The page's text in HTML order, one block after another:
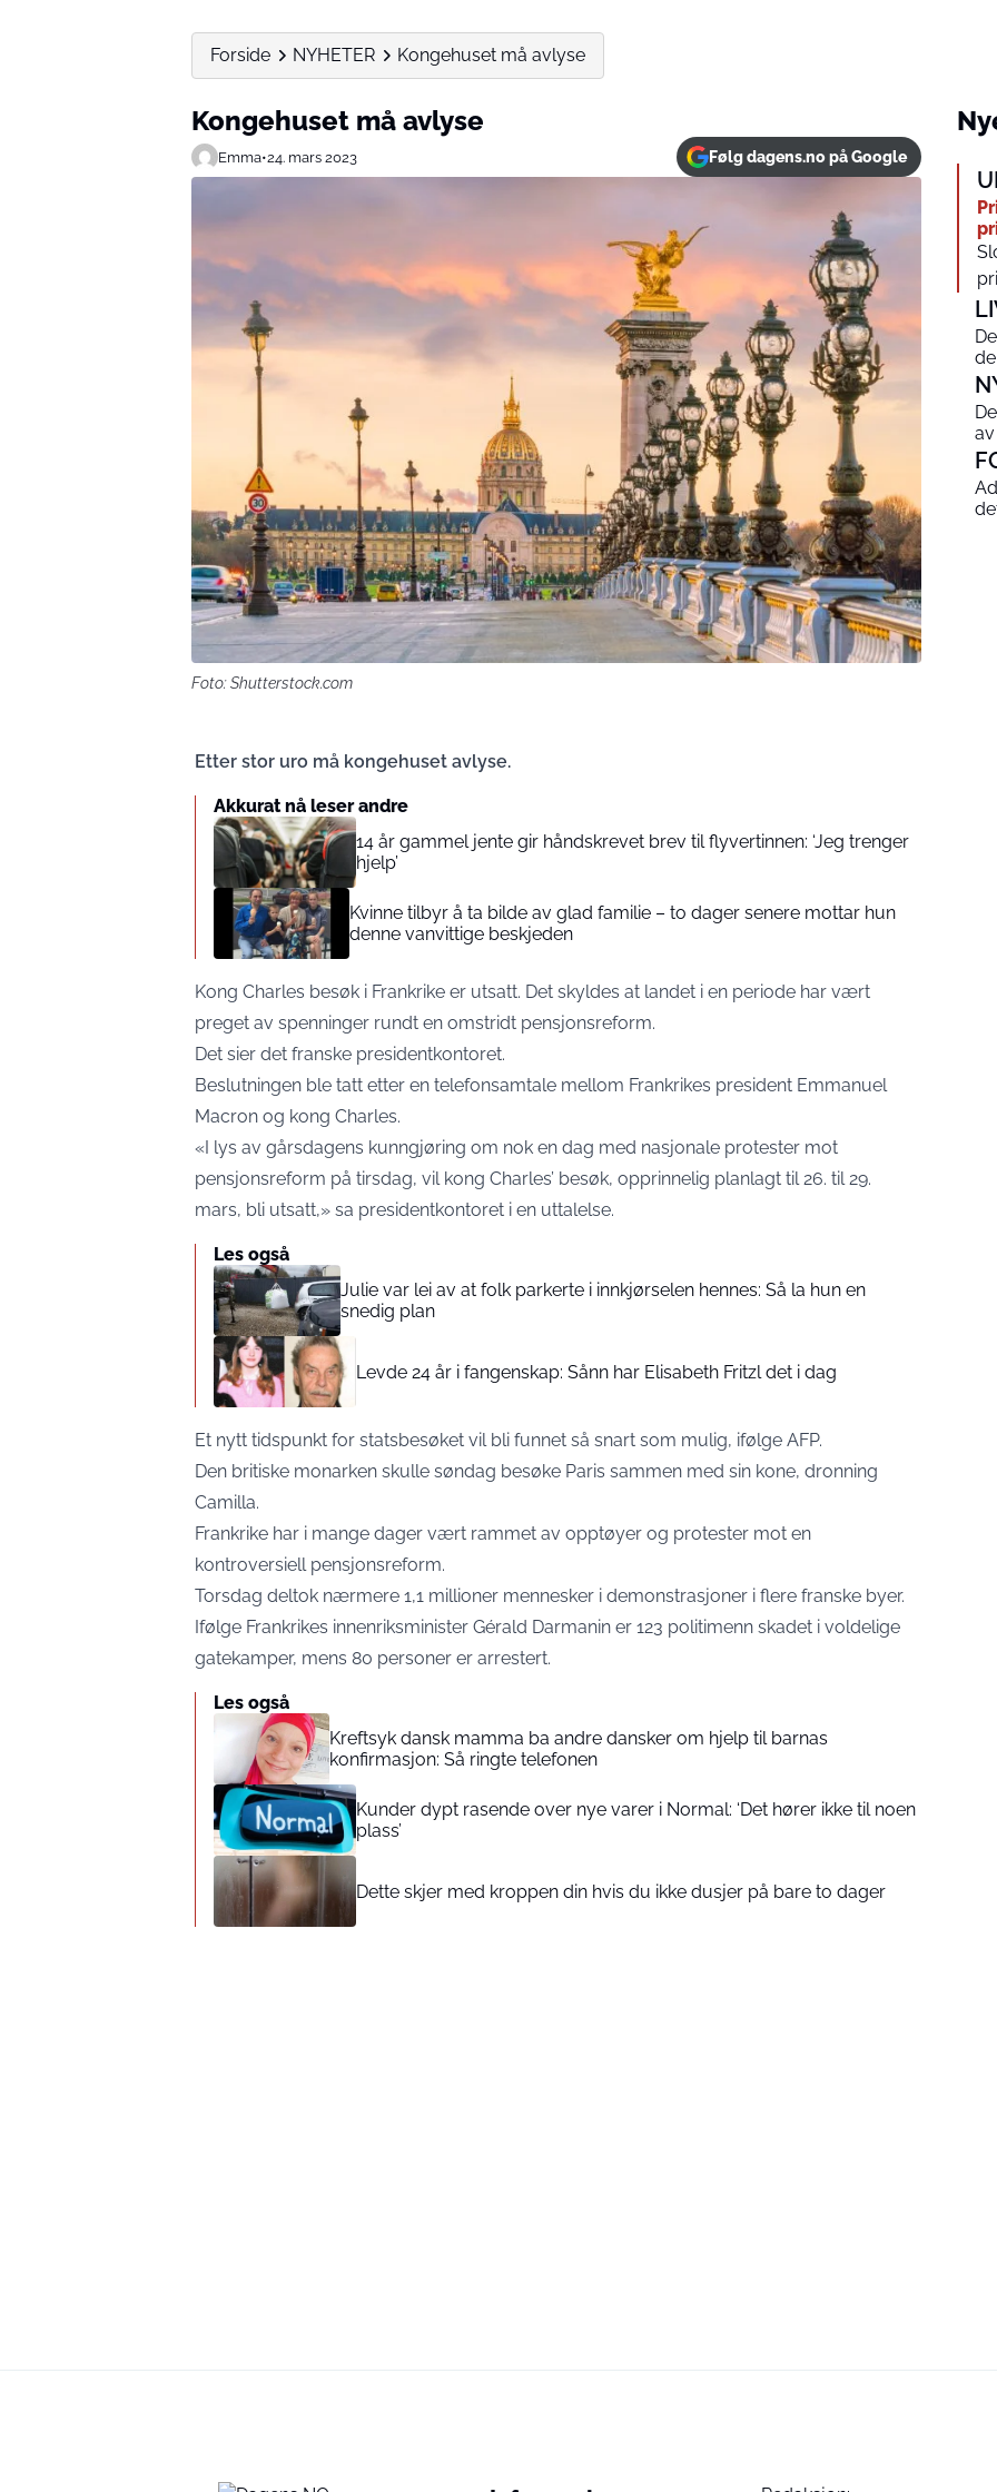
Forside NYHETER Kongehuset må avlyse
Kongehuset må avlyse
Emma•24. mars 2023 Følg dagens.no på Google
Foto: Shutterstock.com
Etter stor uro må kongehuset avlyse.
Akkurat nå leser andre
14 år gammel jente gir håndskrevet brev til flyvertinnen: ‘Jeg trenger
hjelp’
Kvinne tilbyr å ta bilde av glad familie – to dager senere mottar hun
denne vanvittige beskjeden
Kong Charles besøk i Frankrike er utsatt. Det skyldes at landet i en periode har vært
preget av spenninger rundt en omstridt pensjonsreform.
Det sier det franske presidentkontoret.
Beslutningen ble tatt etter en telefonsamtale mellom Frankrikes president Emmanuel
Macron og kong Charles.
«I lys av gårsdagens kunngjøring om nok en dag med nasjonale protester mot
pensjonsreform på tirsdag, vil kong Charles’ besøk, opprinnelig planlagt til 26. til 29.
mars, bli utsatt,» sa presidentkontoret i en uttalelse.
Les også
Julie var lei av at folk parkerte i innkjørselen hennes: Så la hun en
snedig plan
Levde 24 år i fangenskap: Sånn har Elisabeth Fritzl det i dag
Et nytt tidspunkt for statsbesøket vil bli funnet så snart som mulig, ifølge AFP.
Den britiske monarken skulle søndag besøke Paris sammen med sin kone, dronning
Camilla.
Frankrike har i mange dager vært rammet av opptøyer og protester mot en
kontroversiell pensjonsreform.
Torsdag deltok nærmere 1,1 millioner mennesker i demonstrasjoner i flere franske byer.
Ifølge Frankrikes innenriksminister Gérald Darmanin er 123 politimenn skadet i voldelige
gatekamper, mens 80 personer er arrestert.
Les også
Kreftsyk dansk mamma ba andre dansker om hjelp til barnas
konfirmasjon: Så ringte telefonen
Kunder dypt rasende over nye varer i Normal: ‘Det hører ikke til noen
plass’
Dette skjer med kroppen din hvis du ikke dusjer på bare to dager